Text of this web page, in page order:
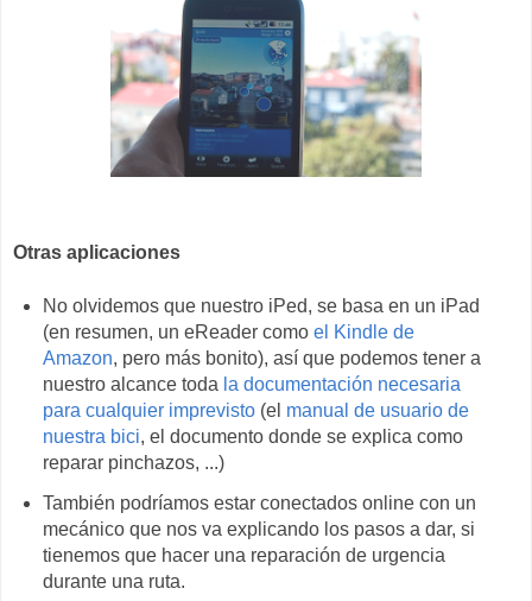
Otras aplicaciones
No olvidemos que nuestro iPed, se basa en un iPad
(en resumen, un eReader como el Kindle de
Amazon, pero más bonito), así que podemos tener a
nuestro alcance toda la documentación necesaria
para cualquier imprevisto(el manual de usuario de
nuestra bici, el documento donde se explica como
reparar pinchazos, ...)
También podríamos estar conectados online con un
mecánico que nos va explicando los pasos a dar, si
tienemos que hacer una reparación de urgencia
durante una ruta.